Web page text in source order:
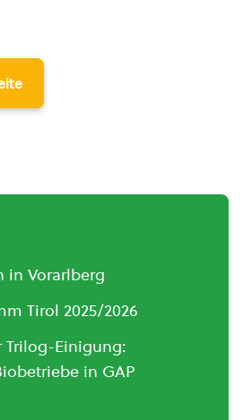
in Vorarlberg
Tirol 2025/2026
Trilog-Einigung:
in GAP